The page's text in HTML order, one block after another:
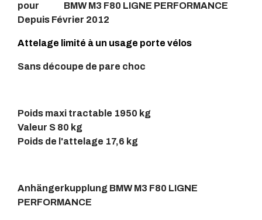
pour BMW M3 F80 LIGNE PERFORMANCE
Depuis Février 2012
Attelage limité à un usage porte vélos
Sans découpe de pare choc
Poids maxi tractable 1950 kg
Valeur S 80 kg
Poids de l'attelage 17,6 kg
Anhängerkupplung BMW M3 F80 LIGNE
PERFORMANCE